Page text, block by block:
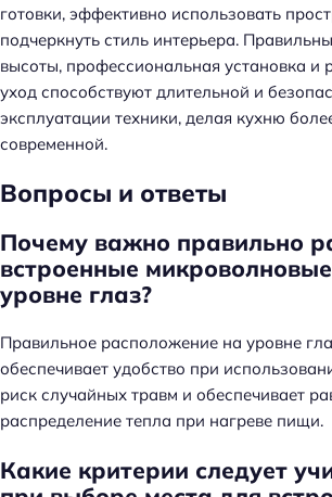
готовки, эффективно использовать
подчеркнуть стиль интерьера.
высоты, профессиональная установка и
уход способствуют длительной и
эксплуатации техники, делая кухню
современной.
Вопросы и ответы
Почему важно правильно
встроенные
уровне глаз?
Правильное расположение на уровне
обеспечивает удобство при
риск случайных травм и обеспечивает
распределение тепла при нагреве пищи.
Какие критерии следует
а